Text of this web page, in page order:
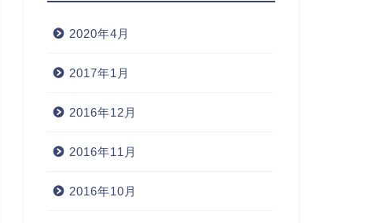
2020年4月
2017年1月
2016年12月
2016年11月
2016年10月